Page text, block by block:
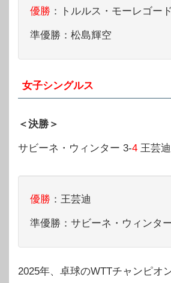
優勝 ：トルルス・モーレゴード
準優勝：松島輝空
女子シングルス
＜決勝＞
サビーネ・ウィンター 3-4 王芸迪
優勝 ：王芸迪
準優勝：サビーネ・ウィンタ
2025年、卓球のWTTチャンピオ